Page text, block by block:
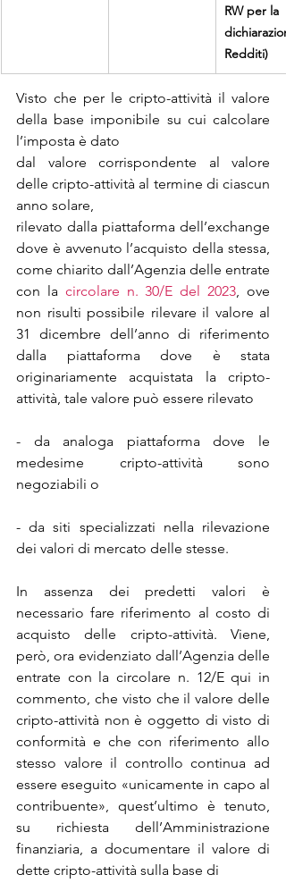
RW per la
Redditi)
Visto che per le cripto-attività il valore
della base imponibile su cui calcolare
l’imposta è dato
dal valore corrispondente al valore
delle cripto-attività al termine di ciascun
anno solare,
rilevato dalla piattaforma dell’exchange
dove è avvenuto l’acquisto della stessa,
come chiarito dall’Agenzia delle entrate
con la circolare n. 30/E del 2023, ove
non risulti possibile rilevare il valore al
31 dicembre dell’anno di riferimento
dalla piattaforma dove è stata
originariamente acquistata la cripto-
attività, tale valore può essere rilevato
- da analoga piattaforma dove le
medesime cripto-attività sono
negoziabili o
- da siti specializzati nella rilevazione
dei valori di mercato delle stesse.
In assenza dei predetti valori è
necessario fare riferimento al costo di
acquisto delle cripto-attività. Viene,
però, ora evidenziato dall’Agenzia delle
entrate con la circolare n. 12/E qui in
commento, che visto che il valore delle
cripto-attività non è oggetto di visto di
conformità e che con riferimento allo
stesso valore il controllo continua ad
essere eseguito «unicamente in capo al
contribuente», quest’ultimo è tenuto,
su richiesta dell’Amministrazione
finanziaria, a documentare il valore di
dette cripto-attività sulla base di